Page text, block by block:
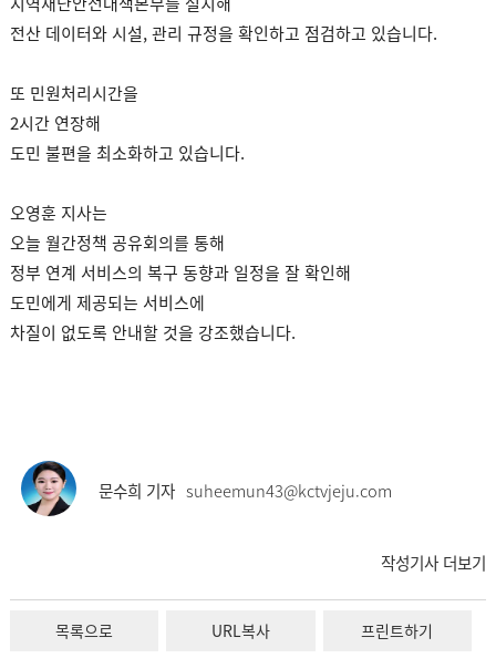
전산 데이터와 시설, 관리 규정을 확인하고 점검하고 있습니다.
또 민원처리시간을
2시간 연장해
도민 불편을 최소화하고 있습니다.
오영훈 지사는
오늘 월간정책 공유회의를 통해
정부 연계 서비스의 복구 동향과 일정을 잘 확인해
도민에게 제공되는 서비스에
차질이 없도록 안내할 것을 강조했습니다.
문수희 기자 suheemun43@kctvjeju.com
작성기사 더보기
목록으로 URL복사 프린트하기